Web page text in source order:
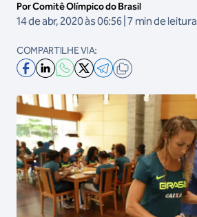
Por Comitê Olímpico do Brasil
14 de abr, 2020 às 06:56 | 7 min de leitura
COMPARTILHE VIA: